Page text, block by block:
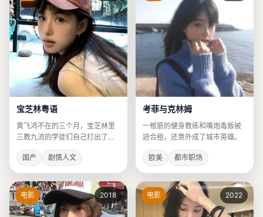
宝芝林粤语
黄飞鸿不在的三个月，宝芝林里
三教九流的学徒们自己打出了一
片天。
国产
剧情人文
考菲与克林姆
一根筋的健身教练和嘴炮毒贩被
迫合租，还意外成了城市英雄。
欧美 都市职场
电影 2018 电影 2022